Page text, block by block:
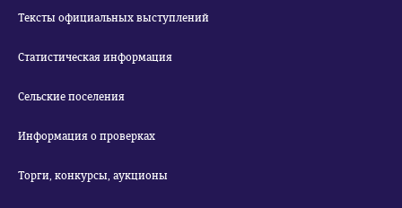
Тексты официальных выступлений
Статистическая информация
Сельские поселения
Информация о проверках
Торги, конкурсы, аукционы